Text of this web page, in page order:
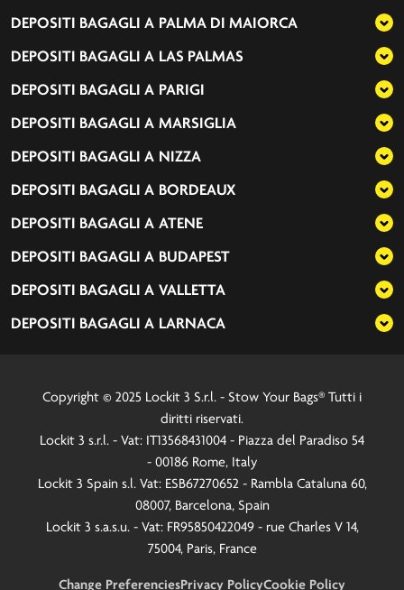
DEPOSITI BAGAGLI A PALMA DI MAIORCA
DEPOSITI BAGAGLI A LAS PALMAS
DEPOSITI BAGAGLI A PARIGI
DEPOSITI BAGAGLI A MARSIGLIA
DEPOSITI BAGAGLI A NIZZA
DEPOSITI BAGAGLI A BORDEAUX
DEPOSITI BAGAGLI A ATENE
DEPOSITI BAGAGLI A BUDAPEST
DEPOSITI BAGAGLI A VALLETTA
DEPOSITI BAGAGLI A LARNACA
Copyright © 2025 Lockit 3 S.r.l. - Stow Your Bags® Tutti i
diritti riservati.
Lockit 3 s.r.l. - Vat: IT13568431004 - Piazza del Paradiso 54
- 00186 Rome, Italy
Lockit 3 Spain s.l. Vat: ESB67270652 - Rambla Cataluna 60,
08007, Barcelona, Spain
Lockit 3 s.a.s.u. - Vat: FR95850422049 - rue Charles V 14,
75004, Paris, France
Change PreferenciesPrivacy PolicyCookie Policy